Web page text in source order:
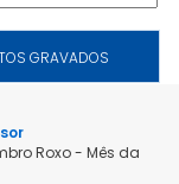
GRAVADOS
Roxo - Mês da